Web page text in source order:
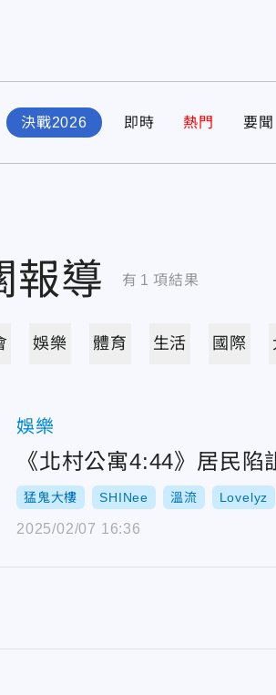
決戰2026 即時 熱門 要聞
報導 有 1 項結果
娛樂 體育 生活 國際
娛樂
《北村公寓4:44》居民
猛鬼大樓 SHINee 溫流 Lovelyz
2025/02/07 16:36